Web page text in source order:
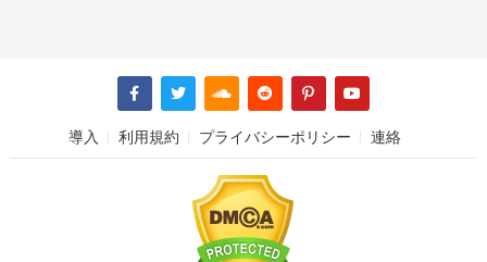
導入 利用規約 プライバシーポリシー 連絡